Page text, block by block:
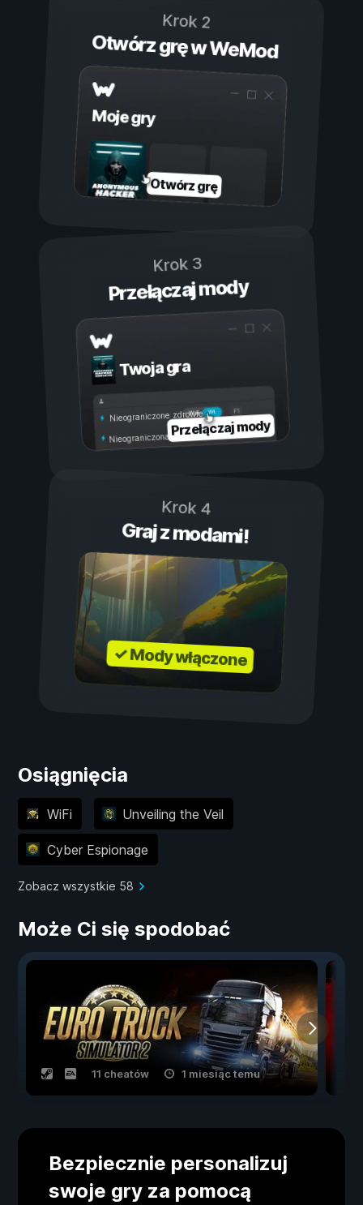
Krok 2
Otwórz grę w WeMod
Moje gry
Otwórz grę
Krok 3
Przełączaj mody
Twoja gra
Wł.
Wył.
Nieograniczone zdrowie
Nieograniczona wytrzymałość
Przełączaj mody
Krok 4
Graj z modami!
✓ Mody włączone
Osiągnięcia
WiFi Unveiling the Veil
Cyber Espionage
Zobacz wszystkie 58
Może Ci się spodobać
11 cheatów 1 miesiąc temu
Bezpiecznie personalizuj
swoje gry za pomocą